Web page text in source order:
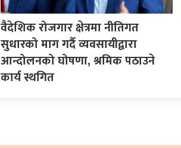
वैदेशिक रोजगार क्षेत्रमा नीतिगत
सुधारको माग गर्दै व्यवसायीद्वारा
आन्दोलनको घोषणा, श्रमिक पठाउने
कार्य स्थगित